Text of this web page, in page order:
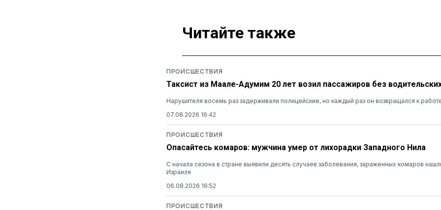
Читайте также
ПРОИСШЕСТВИЯ
Таксист из Маале-Адумим 20 лет возил пассажиров без
Нарушителя восемь раз задерживали полицейские, но каждый раз он возвращался к
07.08.2026 16:42
ПРОИСШЕСТВИЯ
Опасайтесь комаров: мужчина умер от лихорадки Западного Нила
С начала сезона в стране выявили десять случаев заболевания, зараженных комаров
Израиля
06.08.2026 16:52
ПРОИСШЕСТВИЯ